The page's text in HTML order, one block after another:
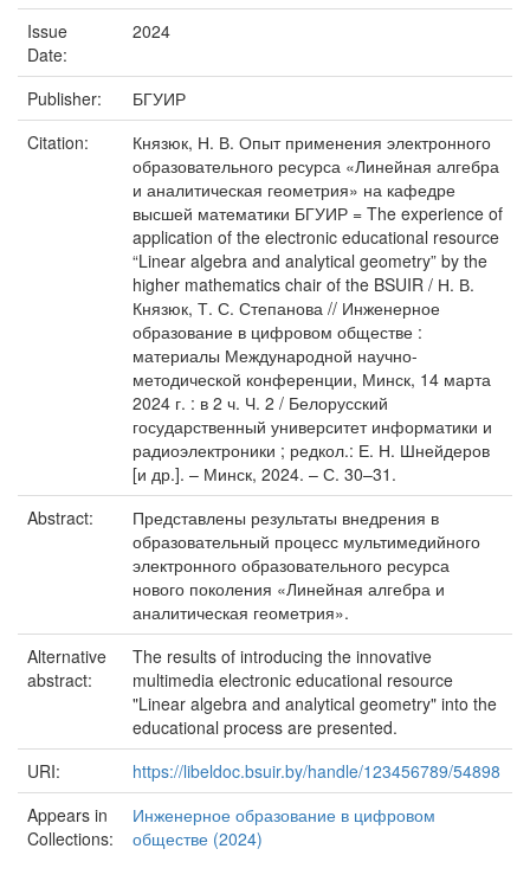
Issue
Date:
2024
Publisher:
БГУИР
Citation:
Князюк, Н. В. Опыт применения электронного
образовательного ресурса «Линейная алгебра
и аналитическая геометрия» на кафедре
высшей математики БГУИР = The experience of
application of the electronic educational resource
“Linear algebra and analytical geometry” by the
higher mathematics chair of the BSUIR / Н. В.
Князюк, Т. С. Степанова // Инженерное
образование в цифровом обществе :
материалы Международной научно-
методической конференции, Минск, 14 марта
2024 г. : в 2 ч. Ч. 2 / Белорусский
государственный университет информатики и
радиоэлектроники ; редкол.: Е. Н. Шнейдеров
[и др.]. – Минск, 2024. – С. 30–31.
Abstract:
Представлены результаты внедрения в
образовательный процесс мультимедийного
электронного образовательного ресурса
нового поколения «Линейная алгебра и
аналитическая геометрия».
Alternative
abstract:
The results of introducing the innovative
multimedia electronic educational resource
"Linear algebra and analytical geometry" into the
educational process are presented.
URI:
https://libeldoc.bsuir.by/handle/123456789/54898
Appears in
Collections:
Инженерное образование в цифровом
обществе (2024)